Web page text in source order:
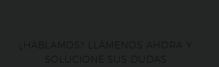
¿HABLAMOS? LLÁMENOS AHORA Y
SOLUCIONE SUS DUDAS